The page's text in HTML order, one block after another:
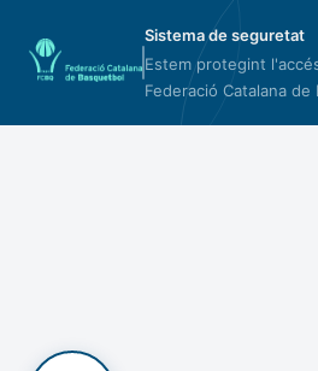
Sistema de seguretat
Estem protegint
Federació Catalana de